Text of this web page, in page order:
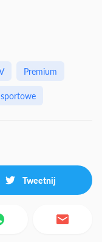
Premium
Tweetnij